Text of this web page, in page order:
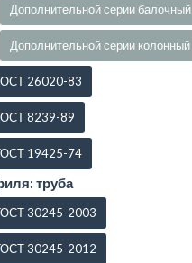
Дополнительной серии балочный
Дополнительной серии колонный
26020-83
8239-89
19425-74
труба
30245-2003
30245-2012